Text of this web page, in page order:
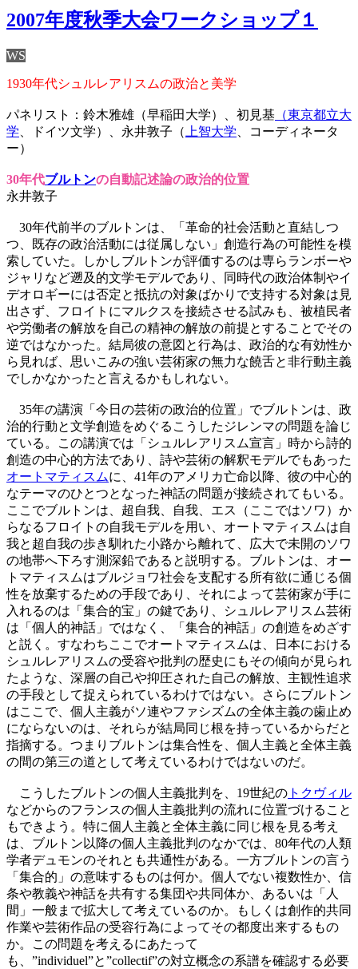
2007年度秋季大会ワークショップ１
WS
1930年代シュルレアリスムの政治と美学
パネリスト：鈴木雅雄（早稲田大学）、初見基 （東京都立大
学 、ドイツ文学）、永井敦子（ 上智大学 、コーディネータ
ー）
30年代ブルトンの自動記述論の政治的位置
永井敦子
30年代前半のブルトンは、「革命的社会活動と直結しつ
つ、既存の政治活動には従属しない」創造行為の可能性を模
索していた。しかしブルトンが評価するのは専らランボーや
ジャリなど遡及的文学モデルであり、同時代の政治体制やイ
デオロギーには否定と抵抗の対象ばかりで支持する対象は見
出さず、フロイトにマルクスを接続させる試みも、被植民者
や労働者の解放を自己の精神の解放の前提とすることでその
逆ではなかった。結局彼の意図と行為は、政治的な有効性か
ら見れば、思いこみの強い芸術家の無力な饒舌と非行動主義
でしかなかったと言えるかもしれない。
35年の講演「今日の芸術の政治的位置」でブルトンは、政
治的行動と文学創造をめぐるこうしたジレンマの問題を論じ
ている。この講演では「シュルレアリスム宣言」時から詩的
創造の中心的方法であり、詩や芸術の解釈モデルでもあった
オートマティスムに、41年のアメリカ亡命以降、彼の中心的
なテーマのひとつとなった神話の問題が接続されてもいる。
ここでブルトンは、超自我、自我、エス（ここではソワ）か
らなるフロイトの自我モデルを用い、オートマティスムは自
我と超自我の歩き馴れた小路から離れて、広大で未開のソワ
の地帯へ下ろす測深鉛であると説明する。ブルトンは、オー
トマティスムはブルジョワ社会を支配する所有欲に通じる個
性を放棄するための手段であり、それによって芸術家が手に
入れるのは「集合的宝」の鍵であり、シュルレアリスム芸術
は「個人的神話」ではなく、「集合的神話」の創造をめざす
と説く。すなわちここでオートマティスムは、日本における
シュルレアリスムの受容や批判の歴史にもその傾向が見られ
たような、深層の自己や抑圧された自己の解放、主観性追求
の手段として捉えられているわけではない。さらにブルトン
はここで、個人主義がソ連やファシズムの全体主義の歯止め
にならないのは、それらが結局同じ根を持っているからだと
指摘する。つまりブルトンは集合性を、個人主義と全体主義
の間の第三の道として考えているわけではないのだ。
こうしたブルトンの個人主義批判を、19世紀の トクヴィル
などからのフランスの個人主義批判の流れに位置づけること
もできよう。特に個人主義と全体主義に同じ根を見る考え
は、ブルトン以降の個人主義批判のなかでは、80年代の人類
学者デュモンのそれとも共通性がある。一方ブルトンの言う
「集合的」の意味するものは何か。個人でない複数性か、信
条や教義や神話を共有する集団や共同体か、あるいは「人
間」一般まで拡大して考えているのか。もしくは創作的共同
作業や芸術作品の受容行為によってその都度出来するもの
か。この問題を考えるにあたって
も、”individuel”と”collectif”の対立概念の系譜を確認する必要